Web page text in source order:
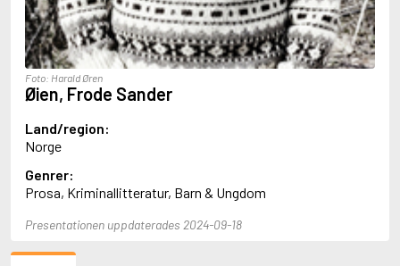
Acker, Kathy
Ackroyd, Peter
Adam de la Halle
Adamov, Arthur
Adams, Douglas
Adams, Herbert
Adams, Jane
Adams, Richard
Adbåge, Emma
Adbåge, Lisen
Adelborg, Ottilia
Adiga, Aravind
Foto: Harald Øren
Øien, Frode Sander
Land/region:
Norge
Genrer:
Prosa, Kriminallitteratur, Barn & Ungdom
Presentationen uppdaterades 2024-09-18